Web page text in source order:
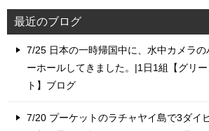
最近のブログ
7/25 日本の一時帰国中に、水中カメラ
ーホールしてきました。|1日1組【グリ
ト】ブログ
7/20 プーケットのラチャヤイ島で3ダイ